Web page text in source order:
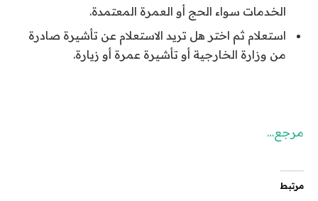
الخدمات سواء الحج أو العمرة المعتمدة.
استعلام ثم اختر هل تريد الاستعلام عن تأشيرة صادرة
من وزارة الخارجية أو تأشيرة عمرة أو زيارة.
مرجع…
مرتبط